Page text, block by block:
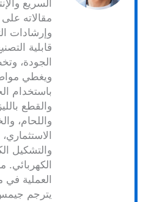
السريع
مقالاته على
وإرشادات
الجودة،
ويغطي
باستخدام
والقطع
واللحام،
والتشكيل
العملية في
يترجم